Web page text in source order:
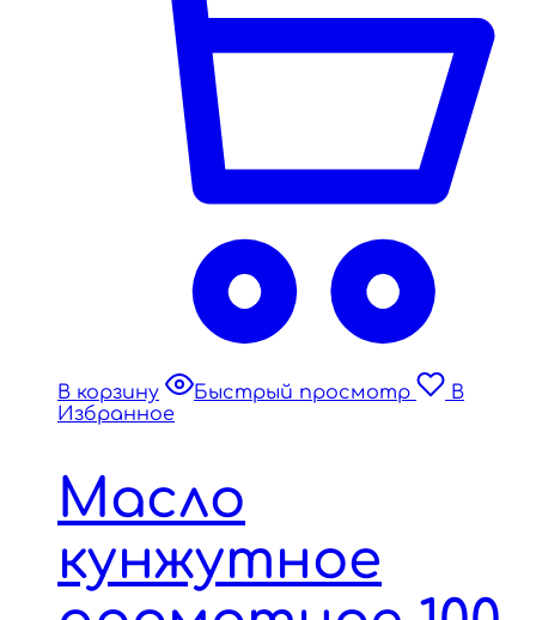
В корзину Быстрый просмотр
В
Избранное
Масло
кунжутное